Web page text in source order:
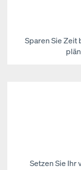
Sparen Sie
Setzen Sie Ihr